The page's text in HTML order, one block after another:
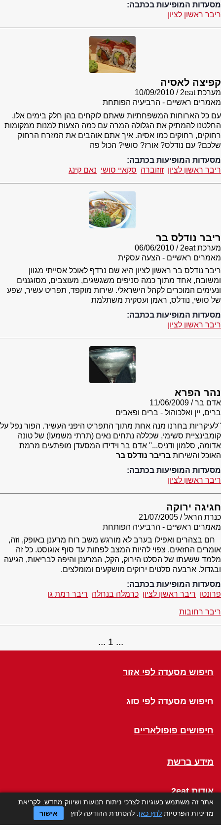
מסעדות המופיעות בכתבה:
ריבר ראשון לציון
קפיצה לאסיה
מערכת 2eat
10/09/2010
מאמרים ראשיים - הרביעיה הפותחת
עם כל הארוחות המשפחתיות שאתם לוקחים בהן חלק בימים אלו,
החלטנו להמתיק את הגלולה המרה עם כמה הצעות למנות ממקומות
רחוקים, רחוקים כמו אסיה. איך אתם אוהבים את המזרח הרחוק
שלכם? עם נודלס? אורז? סושי? הכול פה
מסעדות המופיעות בכתבה:
ריבר ראשון לציון זוזוברה סקאיי סושי נאם קינג
ריבר נודלס בר
מערכת 2eat
06/06/2010
מאמרים ראשיים - הצעה עסקית
ריבר נודלס בר ראשון לציון היא שם נרדף לאוכל אסייתי מגוון
ומשובח, אחד מתוך כמה סניפים משגשגים, מעוצבים, מסוגננים
ונעימים המוכרים לקהל הישראלי. שירות מוקפד, תפריט עשיר, שפע
של סושי, נודלס, ראמן ועסקית משתלמת
מסעדות המופיעות בכתבה:
ריבר ראשון לציון
נהר הפרא
אדם בר
11/06/2009
ברים, יין ואלכוהול - ברים ופאבים
''לעיקריות בחרנו מנה אחת מתוך התפריט היפני העשיר. הפור נפל על
קומבינציית סשימי, שכללה נתחים נאים (תרתי משמע!) של טונה
אדומה, סלמון ודניס...'' אדם בר וידידו המסעדן מופתעים מרמת
האוכל והשירות בריבר נודלס בר
מסעדות המופיעות בכתבה:
ריבר ראשון לציון
חגיגה ירוקה
כנרת הראל
21/07/2005
מאמרים ראשיים - הרביעיה הפותחת
חם בצהרים ואפילו בערב לא מורגש משב רוח מרענן באופק, וזה,
אומרים החזאים, צפוי להיות המצב לפחות עד סוף אוגוסט. כל זה
מלמד ששעתו של הסלט הירוק, הקל, המרענן והיפה לבריאות, הגיעה
ובגדול. ארבעה סלטים ירוקים מושקעים ומומלצים.
מסעדות המופיעות בכתבה:
פרונטו ריבר ראשון לציון כרמלה בנחלה ריבר רמת גן
ריבר רחובות
1
חיפוש מסעדה לפי אזור
חיפוש מסעדה לפי סוג
חיפושים פופולאריים
מידע ברשת
אודות 2eat
Click a Table
אתר זה משתמש בעוגיות לצרכי ניתוח תנועות ושיווק מחדש. לקריאת
מדיניות הפרטיות לחץ כאן . להסתרת ההודעה לחץ אישור